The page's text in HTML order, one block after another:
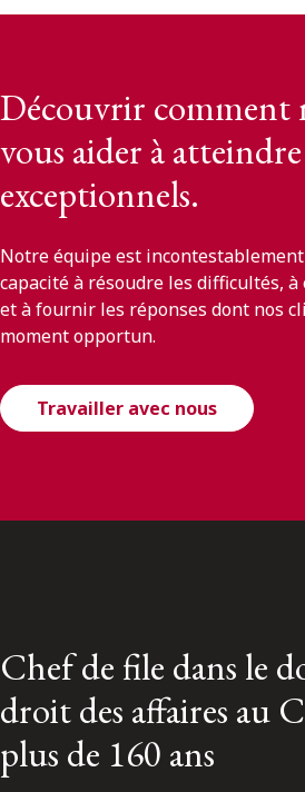
Découvrir comment
vous aider à
exceptionnels.
Notre équipe est
capacité à résoudre les difficultés,
et à fournir les réponses dont nos
moment opportun.
Travailler avec nous
Chef de file dans le
droit des affaires au
plus de 160 ans